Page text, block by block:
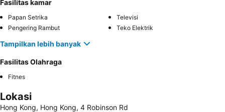
Fasilitas kamar
Papan Setrika
Televisi
Pengering Rambut
Teko Elektrik
Tampilkan lebih banyak
Fasilitas Olahraga
Fitnes
Lokasi
Hong Kong, Hong Kong, 4 Robinson Rd